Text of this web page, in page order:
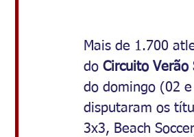
Mais de 1.700
do Circuito Verão
do domingo (02
disputaram os
3x3, Beach